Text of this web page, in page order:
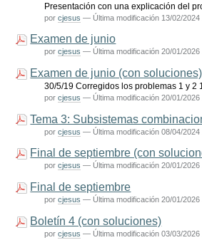
Presentación con una explicación del
porcjesus — Última modificación 13/02/
Examen de junio
porcjesus — Última modificación 20/01/
Examen de junio (con soluciones)
30/5/19 Corregidos los problemas 1 y 2
porcjesus — Última modificación 20/01/
Tema 3: Subsistemas
porcjesus — Última modificación 08/04/
Final de septiembre (con
porcjesus — Última modificación 20/01/
Final de septiembre
porcjesus — Última modificación 20/01/
Boletín 4 (con soluciones)
porcjesus — Última modificación 03/03/